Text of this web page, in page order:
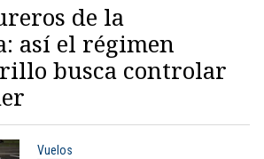
de la
así el régimen
busca controlar
Vuelos